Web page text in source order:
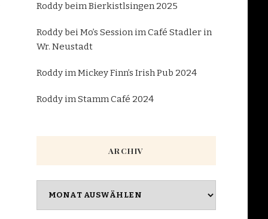
Roddy beim Bierkistlsingen 2025
Roddy bei Mo’s Session im Café Stadler in
Wr. Neustadt
Roddy im Mickey Finn’s Irish Pub 2024
Roddy im Stamm Café 2024
ARCHIV